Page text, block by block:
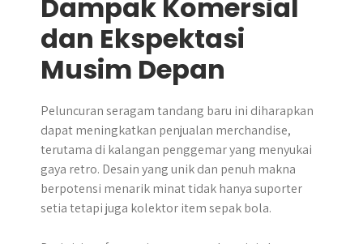
Dampak Komersial
dan Ekspektasi
Musim Depan
Peluncuran seragam tandang baru ini diharapkan
dapat meningkatkan penjualan merchandise,
terutama di kalangan penggemar yang menyukai
gaya retro. Desain yang unik dan penuh makna
berpotensi menarik minat tidak hanya suporter
setia tetapi juga kolektor item sepak bola.